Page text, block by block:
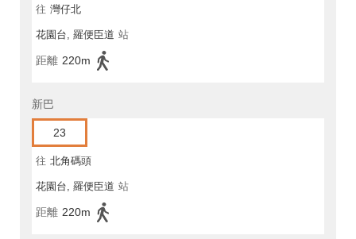
往 灣仔北
花園台, 羅便臣道 站
距離 220m
新巴
23
往 北角碼頭
花園台, 羅便臣道 站
距離 220m